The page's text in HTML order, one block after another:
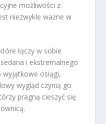
możliwości z
niezwykle ważne w
łączy w sobie
i ekstremalnego
wyjątkowe osiągi,
wygląd czynią go
pragną cieszyć się